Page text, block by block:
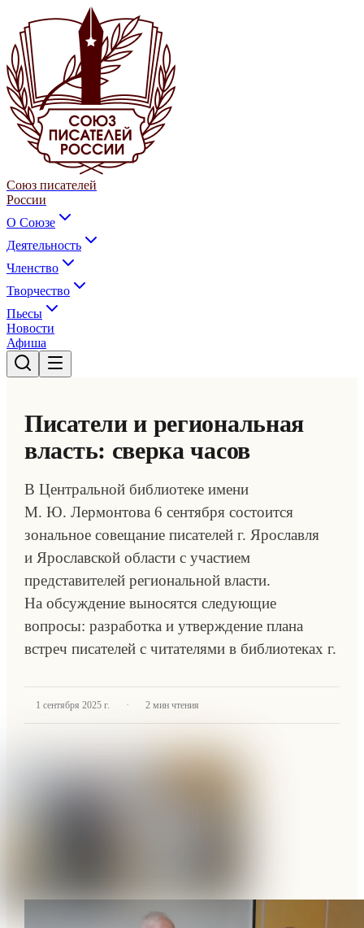
Союз писателей
России
О Союзе
Деятельность
Членство
Творчество
Пьесы
Новости
Афиша
Писатели и региональная
власть: сверка часов
В Центральной библиотеке имени
М. Ю. Лермонтова 6 сентября состоится
зональное совещание писателей г. Ярославля
и Ярославской области с участием
представителей региональной власти.
На обсуждение выносятся следующие
вопросы: разработка и утверждение плана
встреч писателей с читателями в библиотеках г.
1 сентября 2025 г. · 2 мин чтения